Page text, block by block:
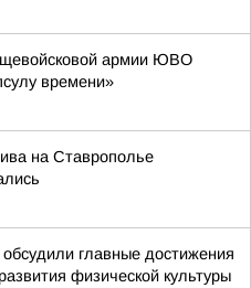
армии ЮВО
времени»
на Ставрополье
главные достижения
физической культуры